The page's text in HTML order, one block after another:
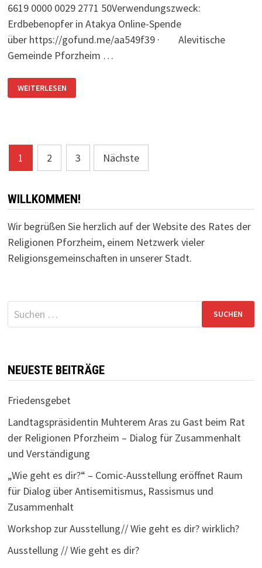
6619 0000 0029 2771 50Verwendungszweck:
Erdbebenopfer in Atakya Online-Spende
über https://gofund.me/aa549f39 · Alevitische
Gemeinde Pforzheim …
FÜR
ERDBEBENOPFER
WEITERLESEN
Seitennummerierung
der
Beiträge
1 2 3 Nächste
WILLKOMMEN!
Wir begrüßen Sie herzlich auf der Website des Rates der
Religionen Pforzheim, einem Netzwerk vieler
Religionsgemeinschaften in unserer Stadt.
Suchen
nach:
NEUESTE BEITRÄGE
Friedensgebet
Landtagspräsidentin Muhterem Aras zu Gast beim Rat
der Religionen Pforzheim – Dialog für Zusammenhalt
und Verständigung
„Wie geht es dir?“ – Comic-Ausstellung eröffnet Raum
für Dialog über Antisemitismus, Rassismus und
Zusammenhalt
Workshop zur Ausstellung// Wie geht es dir? wirklich?
Ausstellung // Wie geht es dir?